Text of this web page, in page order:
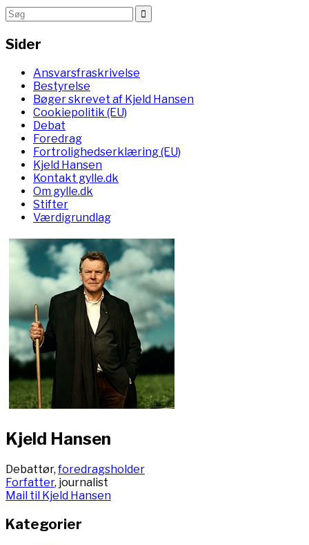
Sider
Ansvarsfraskrivelse
Bestyrelse
Bøger skrevet af Kjeld Hansen
Cookiepolitik (EU)
Debat
Foredrag
Fortrolighedserklæring (EU)
Kjeld Hansen
Kontakt gylle.dk
Om gylle.dk
Stifter
Værdigrundlag
Kjeld Hansen
Debattør,foredragsholder
Forfatter, journalist
Mail til Kjeld Hansen
Kategorier